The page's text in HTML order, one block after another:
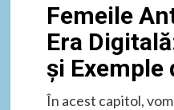
Femeile
Era
și Exemple
În acest capitol,